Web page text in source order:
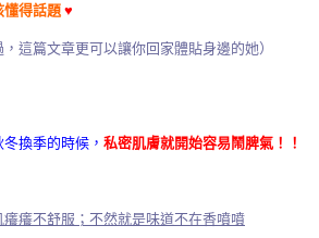
懂得話題 ♥
這篇文章更可以讓你回家體貼身邊的她）
換季的時候， 私密肌膚就開始容易鬧脾氣 ！！
癢不舒服；不然就是味道不在香噴噴